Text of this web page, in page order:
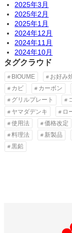
2025年3月
2025年2月
2025年1月
2024年12月
2024年11月
2024年10月
タグクラウド
BIOUME お好み
カビ
カーボン
グリルプレート
ヤマダデンキ
ロ
使用法
価格改定
料理法
新製品
黒鉛